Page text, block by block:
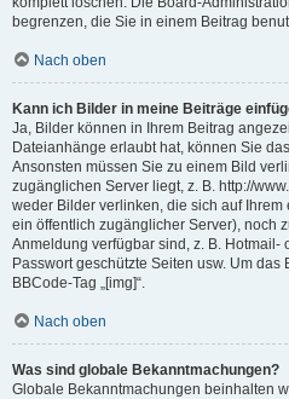
begrenzen, die Sie in einem Beitrag
Nach oben
Kann ich Bilder in meine Beiträge
Ja, Bilder können in Ihrem Beitrag
Dateianhänge erlaubt hat, können Sie
Ansonsten müssen Sie zu einem Bild
zugänglichen Server liegt, z. B. http://
weder Bilder verlinken, die sich auf
ein öffentlich zugänglicher Server), noch
Anmeldung verfügbar sind, z. B. Hotmail-
Passwort geschützte Seiten usw. Um
BBCode-Tag „[img]“.
Nach oben
Was sind globale Bekanntmachungen?
Globale Bekanntmachungen beinhalten